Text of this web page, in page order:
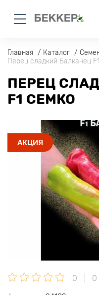
Главная Каталог
Перец сладкий Балканец
ПЕРЕЦ
F1 СЕМКО
АКЦИЯ
0 0